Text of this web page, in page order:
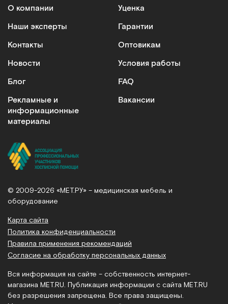
О компании
Наши эксперты
Контакты
Новости
Блог
Рекламные и
информационные
материалы
Уценка
Гарантии
Оптовикам
Условия работы
FAQ
Вакансии
© 2009-2026 «МЕТ.РУ» – медицинская мебель и
оборудование
Карта сайта
Политика конфиденциальности
Правила применения рекомендаций
Согласие на обработку персональных данных
Вся информация на сайте – собственность интернет-
магазина MET.RU. Публикация информации с сайта MET.RU
без разрешения запрещена. Все права защищены.